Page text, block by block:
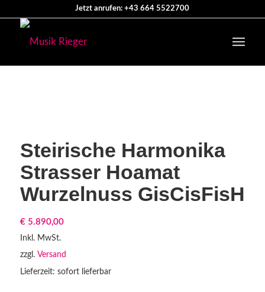
Jetzt anrufen: +43 664 5522700
Steirische Harmonika
Strasser Hoamat
Wurzelnuss GisCisFisH
€5.890,00
Inkl. MwSt.
zzgl. Versand
Lieferzeit: sofort lieferbar